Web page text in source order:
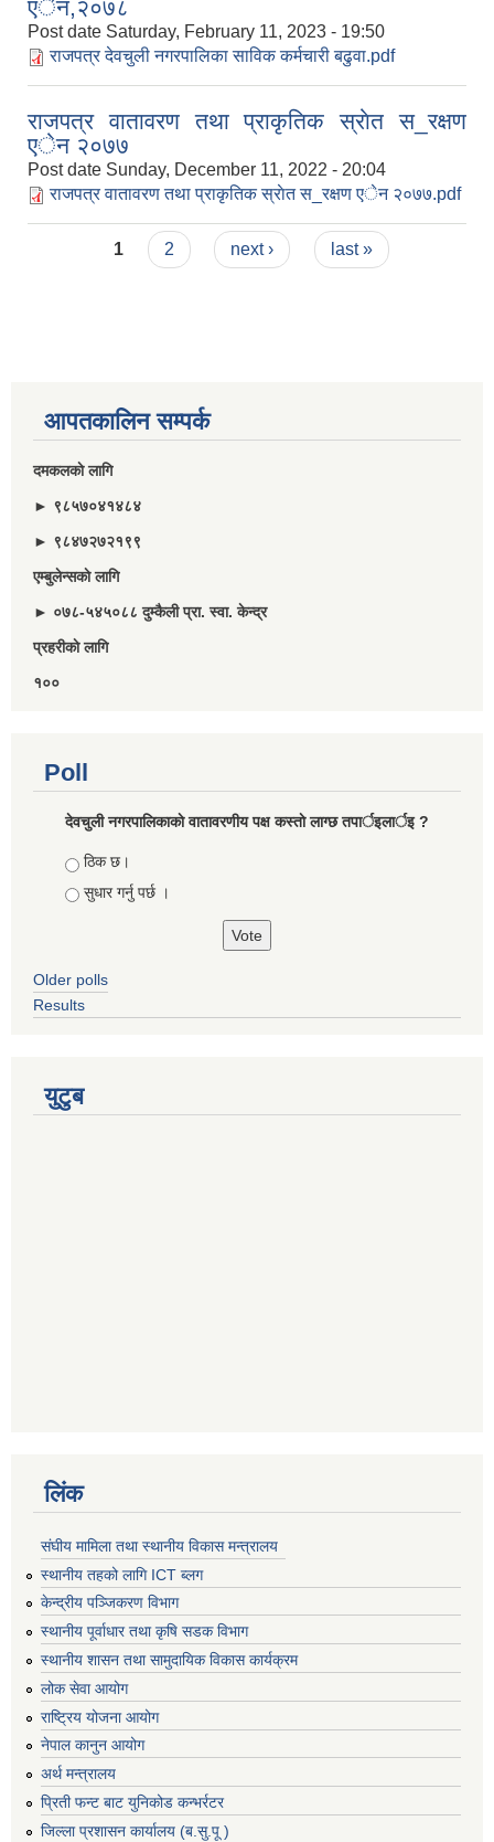
एेन,२०७८
Post date Saturday, February 11, 2023 - 19:50
राजपत्र देवचुली नगरपालिका साविक कर्मचारी बढुवा.pdf
राजपत्र वातावरण तथा प्राकृतिक स्राेत स_रक्षण
एेन २०७७
Post date Sunday, December 11, 2022 - 20:04
राजपत्र वातावरण तथा प्राकृतिक स्राेत स_रक्षण एेन २०७७.pdf
Pages
1 2 next › last »
आपतकालिन सम्पर्क
दमकलकाे लागि
► ९८५७०४१४८४
► ९८४७२७२१९९
एम्बुलेन्सकाे लागि
► ०७८-५४५०८८ दुम्कैली प्रा. स्वा. केन्द्र
प्रहरीकाे लागि
१००
Poll
देवचुली नगरपालिकाकाे वातावरणीय पक्ष कस्ताे लाग्छ तपार्इलार्इ ?
Choices
ठिक छ।
सुधार गर्नु पर्छ ।
Older polls
Results
युटुब
लिंक
संघीय मामिला तथा स्थानीय विकास मन्त्रालय
स्थानीय तहको लागि ICT ब्लग
केन्द्रीय पञ्जिकरण विभाग
स्थानीय पूर्वाधार तथा कृषि सडक विभाग
स्थानीय शासन तथा सामुदायिक विकास कार्यक्रम
लोक सेवा आयोग
राष्ट्रिय योजना आयोग
नेपाल कानुन आयोग
अर्थ मन्त्रालय
प्रिती फन्ट बाट युनिकोड कन्भर्रटर
जिल्ला प्रशासन कार्यालय (ब.सु.पू )